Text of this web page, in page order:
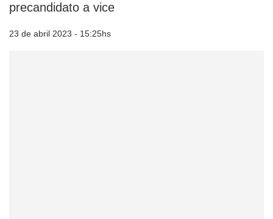
precandidato a vice
23 de abril 2023 - 15:25hs